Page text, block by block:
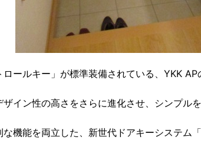
ールキー」が標準装備されている、YKK AP
イン性の高さをさらに進化させ、シンプル
機能を両立した、新世代ドアキーシステム